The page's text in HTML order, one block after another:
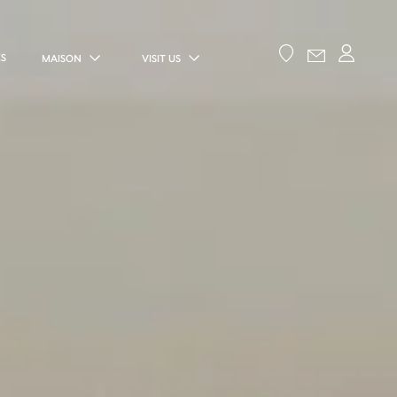
MAISON VISIT US